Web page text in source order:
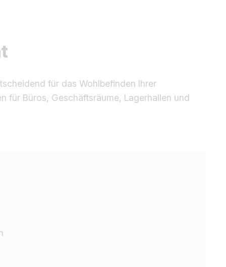
für das Wohlbefinden Ihrer
für Büros, Geschäftsräume, Lagerhallen und